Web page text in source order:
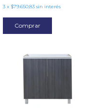
3 x $79.650,83 sin interés
Comprar